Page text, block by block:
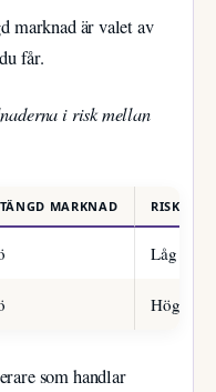
marknad är valet av
får.
i risk mellan
MARKNAD RISK
Låg – du
Hög –
som handlar